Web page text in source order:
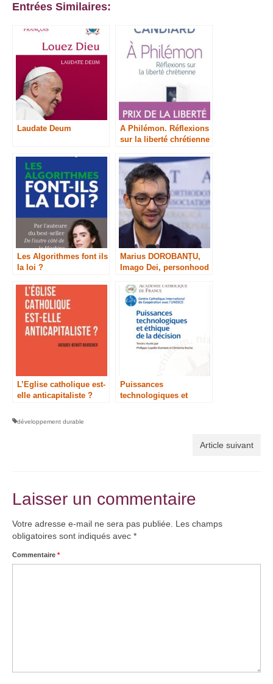
Entrées Similaires:
Laudate Deum
A Philémon. Réflexions
sur la liberté chrétienne
Les Algorithmes font ils
la loi ?
Marius DOROBANȚU,
Imago Dei, personhood
theological reflections
on the challenges of
strong Artificial
Intelligence.
L’Eglise catholique est-
elle anticapitaliste ?
Puissances
technologiques et
développement durable
Article suivant
Laisser un commentaire
Votre adresse e-mail ne sera pas publiée.
Les champs
obligatoires sont indiqués avec *
Commentaire *